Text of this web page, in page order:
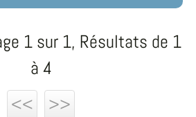
1 sur 1, Résultats de 1
à 4
<<
>>